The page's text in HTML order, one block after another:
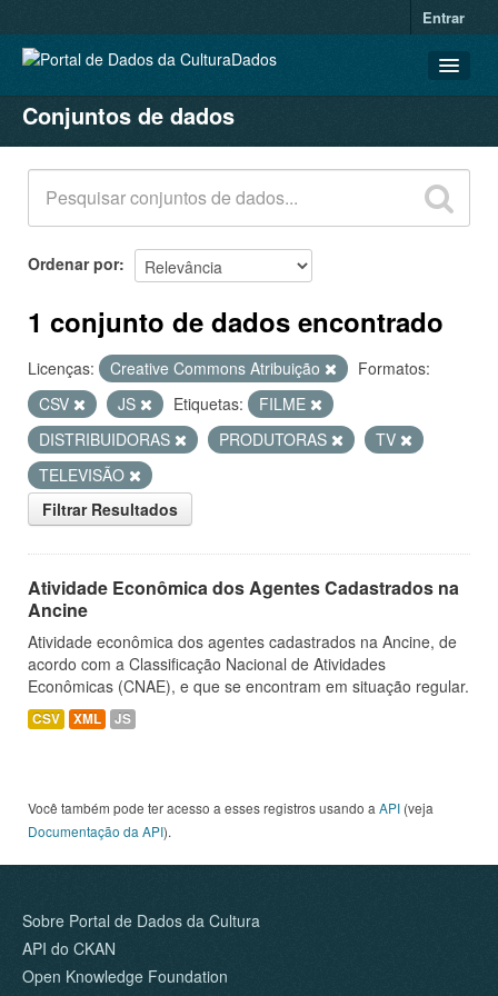
Entrar
CONJUNTOS DE DADOS
ORGANIZAÇÕES
GRUPOS
SOBRE
Conjuntos de dados
Ordenar por
1 conjunto de dados encontrado
Licenças: Creative Commons Atribuição
Formatos:
CSV
JS Etiquetas:
FILME
DISTRIBUIDORAS
PRODUTORAS
TV
TELEVISÃO
Filtrar Resultados
Atividade Econômica dos Agentes Cadastrados na
Ancine
Atividade econômica dos agentes cadastrados na Ancine, de
acordo com a Classificação Nacional de Atividades
Econômicas (CNAE), e que se encontram em situação regular.
CSV XML JS
Você também pode ter acesso a esses registros usando a API (veja
Documentação da API).
Sobre Portal de Dados da Cultura
API do CKAN
Open Knowledge Foundation